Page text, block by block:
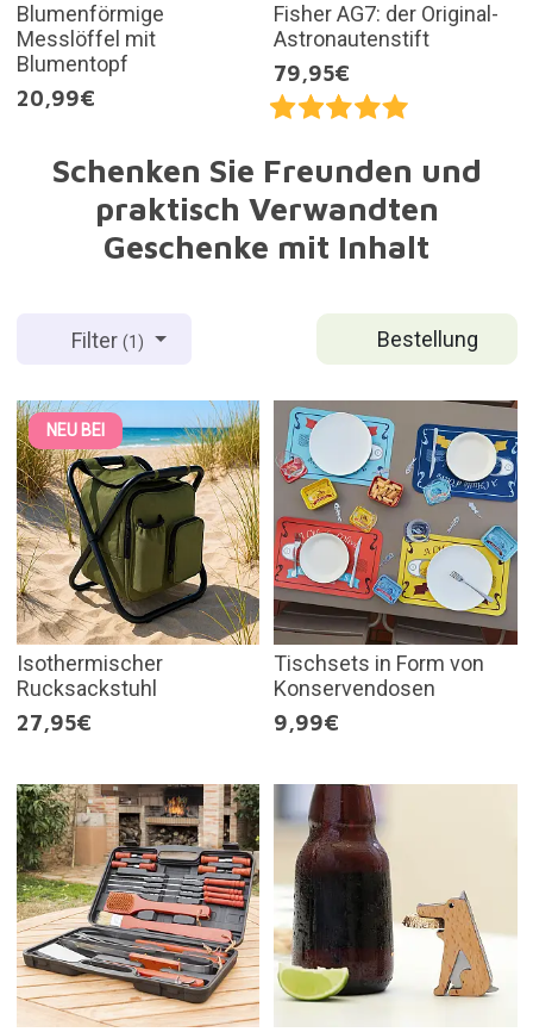
Blumenförmige
Messlöffel mit
Blumentopf
20,99€
Fisher AG7: der Original-
Astronautenstift
79,95€
Schenken Sie Freunden und
praktisch Verwandten
Geschenke mit Inhalt
Bestellung
Filter(1)
NEU BEI
Isothermischer
Rucksackstuhl
27,95€
Tischsets in Form von
Konservendosen
9,99€